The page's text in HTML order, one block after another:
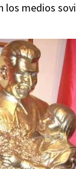
los medios